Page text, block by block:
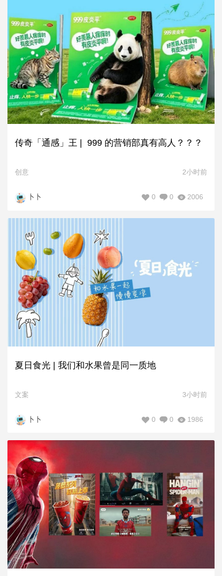
传奇「通感」王 | 999 的营销部真有高人？？？
创意 2小时前
卜卜 2006
0
0
夏日食光 | 我们和水果曾是同一质地
文案 3小时前
卜卜 1986
0
0